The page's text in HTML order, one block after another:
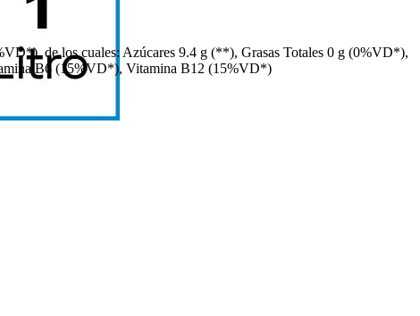
de los cuales: Azúcares 9.4 g (**), Grasas Totales 0 g (0%VD*),
B6 (15%VD*), Vitamina B12 (15%VD*)